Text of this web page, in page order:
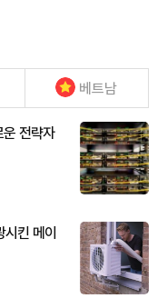
베트남
전략자
킨 메이